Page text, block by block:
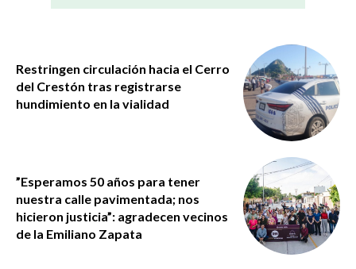
Restringen circulación hacia el Cerro
del Crestón tras registrarse
hundimiento en la vialidad
”Esperamos 50 años para tener
nuestra calle pavimentada; nos
hicieron justicia”: agradecen vecinos
de la Emiliano Zapata